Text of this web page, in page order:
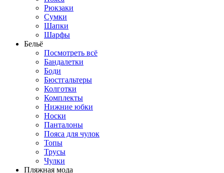
Рюкзаки
Сумки
Шапки
Шарфы
Бельё
Посмотреть всё
Бандалетки
Боди
Бюстгальтеры
Колготки
Комплекты
Нижние юбки
Носки
Панталоны
Поясa для чулок
Топы
Трусы
Чулки
Пляжная мода